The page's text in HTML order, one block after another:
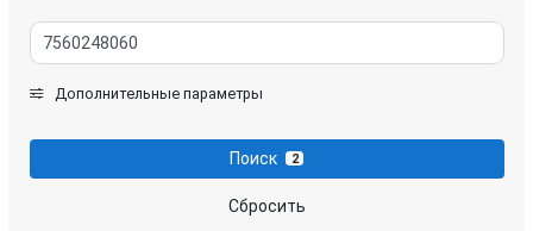
Дополнительные параметры
Поиск 2
Сбросить